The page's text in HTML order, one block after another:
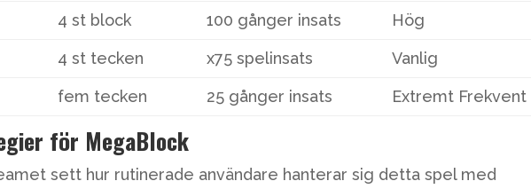
4 st block 100 gånger insats Hög
4 st tecken x75 spelinsats Vanlig
fem tecken 25 gånger insats Extremt Frekvent
för MegaBlock
sett hur rutinerade användare hanterar sig detta spel med